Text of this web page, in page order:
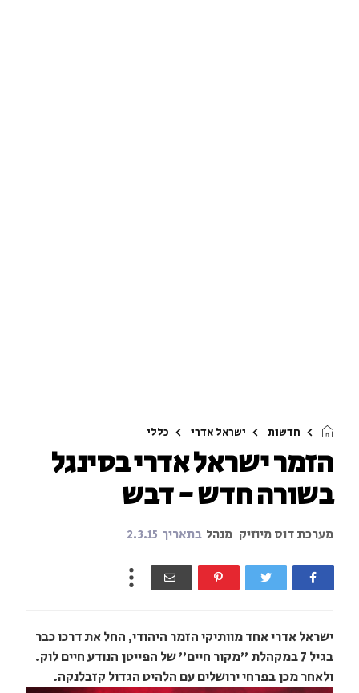
חדשות ישראל אדרי כללי
הזמר ישראל אדרי בסינגל
בשורה חדש - דבש
מערכת דוס מיוזיק מנהל בתאריך 2.3.15
ישראל אדרי אחד מוותיקי הזמר היהודי, החל את דרכו כבר
בגיל 7 במקהלת "מקור חיים" של הפייטן הנודע חיים לוק.
ולאחר מכן בפרחי ירושלים עם הלהיט הגדול קזבלנקה.